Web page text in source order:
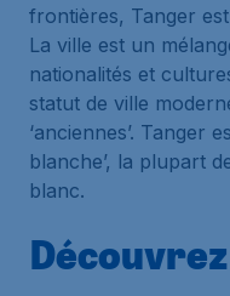
frontières, Tanger
La ville est un
nationalités et
statut de ville
‘anciennes’. Tanger
blanche’, la plupart
blanc.